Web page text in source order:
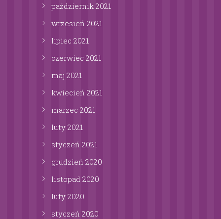
październik 2021
wrzesień 2021
lipiec 2021
czerwiec 2021
maj 2021
kwiecień 2021
marzec 2021
luty 2021
styczeń 2021
grudzień 2020
listopad 2020
luty 2020
styczeń 2020